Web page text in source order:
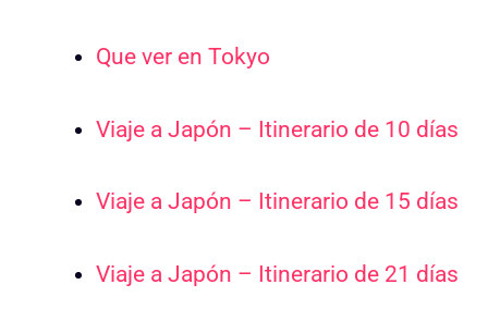
Que ver en Tokyo
Viaje a Japón – Itinerario de 10 días
Viaje a Japón – Itinerario de 15 días
Viaje a Japón – Itinerario de 21 días